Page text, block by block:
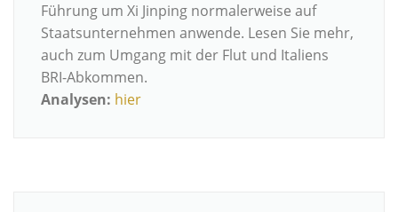
Führung um Xi Jinping normalerweise auf
Staatsunternehmen anwende. Lesen Sie mehr,
auch zum Umgang mit der Flut und Italiens
BRI-Abkommen.
Analysen: hier